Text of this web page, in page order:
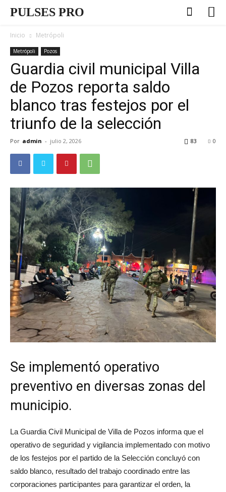
PULSES PRO
Inicio Metrópoli
Metrópoli Pozos
Guardia civil municipal Villa
de Pozos reporta saldo
blanco tras festejos por el
triunfo de la selección
Por admin - julio 2, 2026 0
83
Se implementó operativo
preventivo en diversas zonas del
municipio.
La Guardia Civil Municipal de Villa de Pozos informa que el
operativo de seguridad y vigilancia implementado con motivo
de los festejos por el partido de la Selección concluyó con
saldo blanco, resultado del trabajo coordinado entre las
corporaciones participantes para garantizar el orden, la